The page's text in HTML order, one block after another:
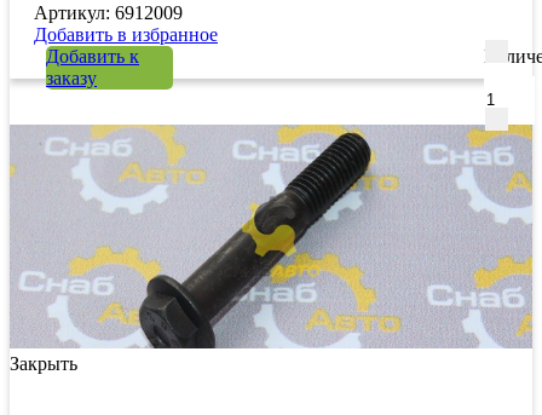
Артикул: 6912009
Добавить в избранное
Добавить к
заказу
Закрыть